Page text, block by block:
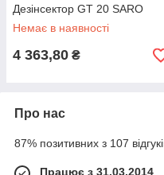
Дезінсектор GT 20 SARO
Немає в наявності
4 363,80 ₴
Про нас
87% позитивних з 107
Працює з 31.03.2014